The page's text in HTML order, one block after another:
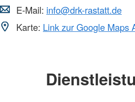
E-Mail: info@drk-rastatt.de
Karte: Link zur Google Maps